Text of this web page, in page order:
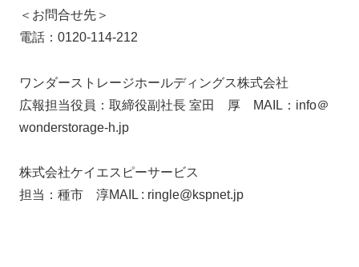
＜お問合せ先＞
電話：0120-114-212
ワンダーストレージホールディングス株式会社
広報担当役員：取締役副社長 室田 厚 MAIL：info＠
wonderstorage-h.jp
株式会社ケイエスピーサービス
担当：種市 淳MAIL : ringle@kspnet.jp